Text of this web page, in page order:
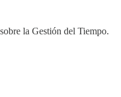
la Gestión del Tiempo.